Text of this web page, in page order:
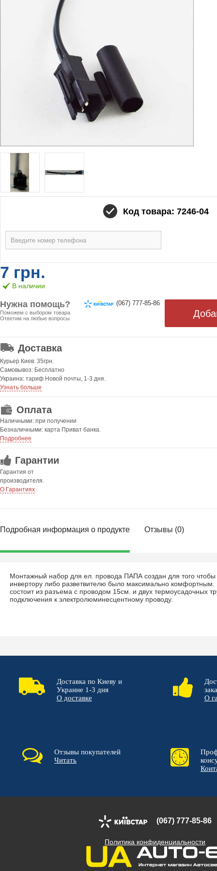
Код товара: 7246-04
7 грн.
В наличии
Нужна помощь?
Поможем с выбором товара
Ответим на любые вопросы
(067) 777-85-86
Доставка
Курьер Киев: 35грн.
Самовывоз: Бесплатно
Украина: тариф Новой почты, 1-3 дня.
Узнать больше
Оплата
Наличными: при получении
Безналичными: карта Приват банка.
Подробнее
Гарантии
Гарантия от
производителя.
О Гарантиях
Подробная информация о продукте Отзывы (0)
Монтажный набор для ел. провода ПАПА создан для того
инвертору либо разветвителю было максимально
состоит из разъема с проводом 15см. и двух термоусадочных
подключения к электролюминесцентному проводу.
Доставка по Киеву и
Украине 1-3 дня
О доставке
О
Отзывы покупателей
Читать
(067) 777-85-86
Политика конфиденциальности